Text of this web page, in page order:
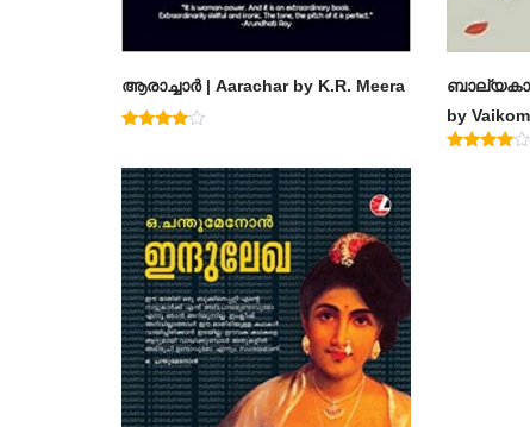
ആരാച്ചാര്‍ | Aarachar by K.R. Meera
out of 5
by